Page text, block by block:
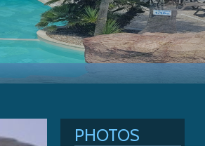
PHOTOS